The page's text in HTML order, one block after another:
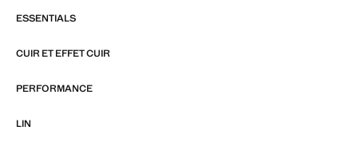
ESSENTIALS
CUIR ET EFFET CUIR
PERFORMANCE
LIN